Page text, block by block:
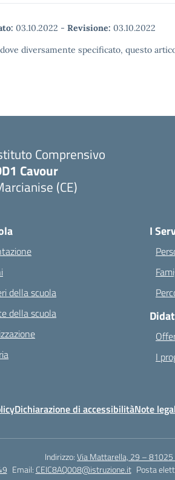
03.10.2022 - Revisione: 03.10.2022
diversamente specificato, questo
Comprensivo
Cavour
(CE)
della scuola
della scuola
I
I
Dichiarazione di accessibilitàNote
Indirizzo:Via Mattarella, 29 – 81025
Email: CEIC8AQ008@istruzione.it Posta